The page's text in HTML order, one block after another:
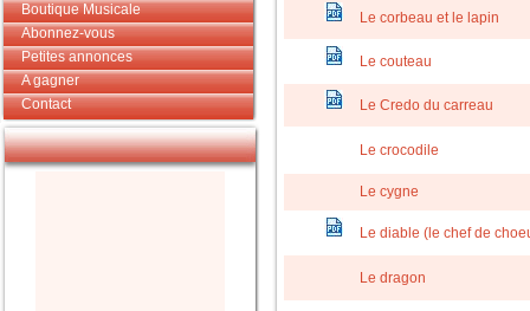
Boutique Musicale
Abonnez-vous
Petites annonces
A gagner
Contact
Le corbeau et le lapin
Le couteau
Le Credo du carreau
Le crocodile
Le cygne
Le diable (le chef de
Le dragon